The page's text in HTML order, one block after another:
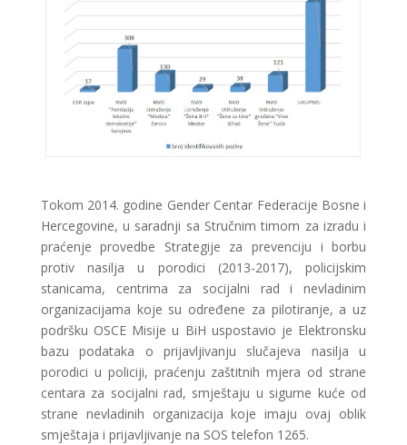
Tokom 2014. godine Gender Centar Federacije Bosne i
Hercegovine, u saradnji sa Stručnim timom za izradu i
praćenje provedbe Strategije za prevenciju i borbu
protiv nasilja u porodici (2013-2017), policijskim
stanicama, centrima za socijalni rad i nevladinim
organizacijama koje su određene za pilotiranje, a uz
podršku OSCE Misije u BiH uspostavio je Elektronsku
bazu podataka o prijavljivanju slučajeva nasilja u
porodici u policiji, praćenju zaštitnih mjera od strane
centara za socijalni rad, smještaju u sigurne kuće od
strane nevladinih organizacija koje imaju ovaj oblik
smještaja i prijavljivanje na SOS telefon 1265.